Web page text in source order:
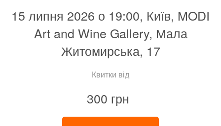
15 липня 2026 о 19:00, Київ, MODI
Art and Wine Gallery, Мала
Житомирська, 17
Квитки від
300 грн